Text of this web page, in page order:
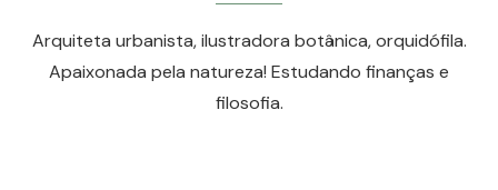
Arquiteta urbanista, ilustradora botânica, orquidófila.
Apaixonada pela natureza! Estudando finanças e
filosofia.